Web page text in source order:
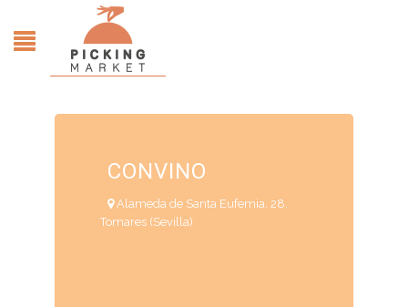
CONVINO
Alameda de Santa Eufemia, 28.
Tomares (Sevilla)